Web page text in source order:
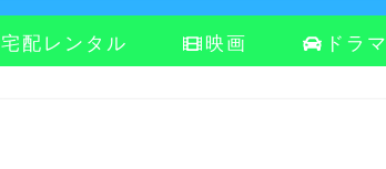
宅配レンタル 映画 ドラマ